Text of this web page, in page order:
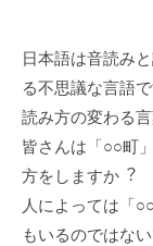
⽇本語は⾳読み
る不思議な⾔語で
読み⽅の変わる
皆さんは「○○町
⽅をしますか︖
⼈によっては「
もいるのではな